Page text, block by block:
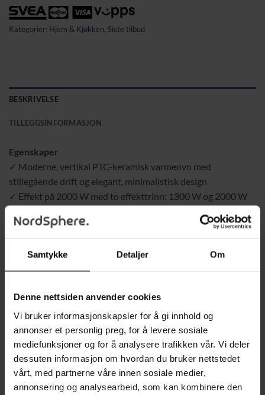
Samtykke Detaljer Om
Denne nettsiden anvender cookies
Vi bruker informasjonskapsler for å gi innhold og
annonser et personlig preg, for å levere sosiale
mediefunksjoner og for å analysere trafikken vår. Vi deler
dessuten informasjon om hvordan du bruker nettstedet
vårt, med partnerne våre innen sosiale medier,
annonsering og analysearbeid, som kan kombinere den
Kategorier: Hjem & Kjøkken, Siste tilbud
BESKRIVELSE
TILLEGGSINFORMASJON
Egenskaper
✓ Moderne, vertikal PTC-keramisk varmeovn med
stillegående drift og elegant, minimalistisk design
✓ Effekt på 2000 W med to effekttrinn: 1300 W og 2000 W
effektregulering
driftsmodus
✓ Fjernkontroll som gjør varmeovnen enkel å styre på
✓ Oscillasjonsfunksjon med bred spredningsvinkel for jevn
varmefordeling
✓ Timer 1–24 timer for fleksibel og behovstilpasset drift
✓ Overopphetingsbeskyttelse og veltesikring for maksimal
sikkerhet
✓ Praktisk ON/OFF-knapp for rask og enkel start
✓ PTC-keramisk varmeelement – energieffektivt, holdbart og